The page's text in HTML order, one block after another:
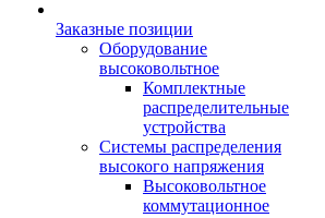
Заказные позиции
Оборудование
высоковольтное
Комплектные
распределительные
устройства
Системы распределения
высокого напряжения
Высоковольтное
коммутационное